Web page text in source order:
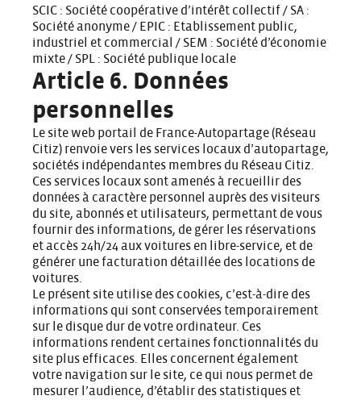
SCIC : Société coopérative d’intérêt collectif / SA :
Société anonyme / EPIC : Etablissement public,
industriel et commercial / SEM : Société d’économie
mixte / SPL : Société publique locale
Article 6. Données
personnelles
Le site web portail de France-Autopartage (Réseau
Citiz) renvoie vers les services locaux d’autopartage,
sociétés indépendantes membres du Réseau Citiz.
Ces services locaux sont amenés à recueillir des
données à caractère personnel auprès des visiteurs
du site, abonnés et utilisateurs, permettant de vous
fournir des informations, de gérer les réservations
et accès 24h/24 aux voitures en libre-service, et de
générer une facturation détaillée des locations de
voitures.
Le présent site utilise des cookies, c’est-à-dire des
informations qui sont conservées temporairement
sur le disque dur de votre ordinateur. Ces
informations rendent certaines fonctionnalités du
site plus efficaces. Elles concernent également
votre navigation sur le site, ce qui nous permet de
mesurer l’audience, d’établir des statistiques et